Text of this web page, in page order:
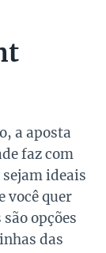
a aposta
faz com
sejam ideais
você quer
opções
das